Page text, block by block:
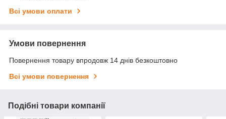
Всі умови оплати
Умови повернення
Повернення товару впродовж 14 днів безкоштовно
Всі умови повернення
Подібні товари компанії